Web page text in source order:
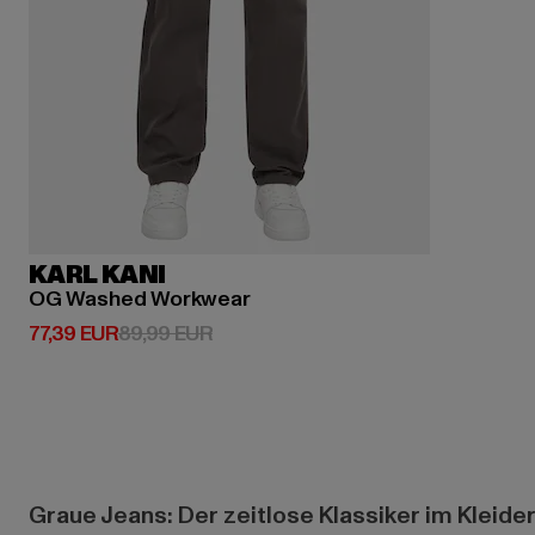
KARL KANI
OG Washed Workwear
77,39 EUR
Derzeitiger Preis: 77,39 EUR
89,99 EURAktionspreis: 89,99 EUR
Graue Jeans: Der zeitlose Klassiker im